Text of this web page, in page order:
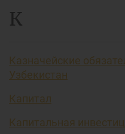
К
Казначейские
Узбекистан
Капитал
Капитальная